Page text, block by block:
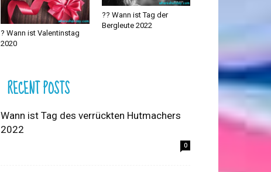
? Wann ist Valentinstag
2020
?‍? Wann ist Tag der
Bergleute 2022
RECENT POSTS
Wann ist Tag des verrückten Hutmachers
2022
0